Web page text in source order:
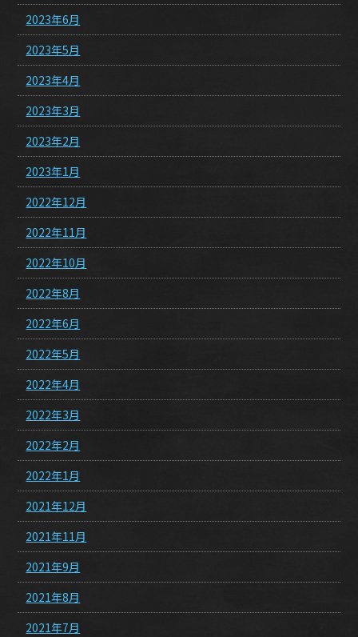
2023年6月
2023年5月
2023年4月
2023年3月
2023年2月
2023年1月
2022年12月
2022年11月
2022年10月
2022年8月
2022年6月
2022年5月
2022年4月
2022年3月
2022年2月
2022年1月
2021年12月
2021年11月
2021年9月
2021年8月
2021年7月